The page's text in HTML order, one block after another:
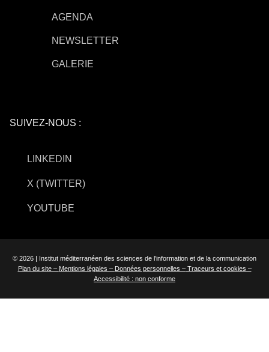
AGENDA
NEWSLETTER
GALERIE
SUIVEZ-NOUS :
LINKEDIN
X (TWITTER)
YOUTUBE
© 2026 | Institut méditerranéen des sciences de l’information et de la communication
Plan du site – Mentions légales – Données personnelles –Traceurs et cookies –
Accessibilité : non conforme